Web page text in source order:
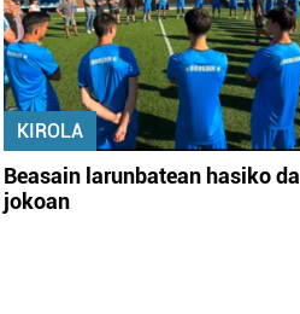
KIROLA
Beasain larunbatean hasiko da
jokoan